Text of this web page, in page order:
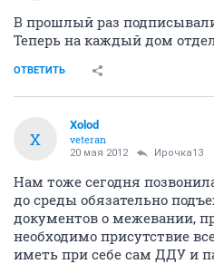
В прошлый раз подписывали
Теперь на каждый дом
ОТВЕТИТЬ
X
Xolod
veteran
20 мая 2012 Ирочка13
Нам тоже сегодня
до среды обязательно
документов о межевании,
необходимо присутствие
иметь при себе сам ДДУ и